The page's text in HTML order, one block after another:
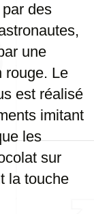
des
une
rouge. Le
est réalisé
imitant
les
sur
la touche